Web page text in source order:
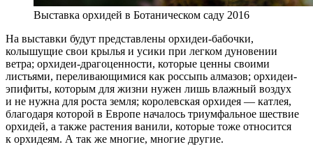
Выставка орхидей в Ботаническом саду 2016
На выставки будут представлены орхидеи-бабочки,
колышущие свои крылья и усики при легком дуновении
ветра; орхидеи-драгоценности, которые ценны своими
листьями, переливающимися как россыпь алмазов; орхидеи-
эпифиты, которым для жизни нужен лишь влажный воздух
и не нужна для роста земля; королевская орхидея — катлея,
благодаря которой в Европе началось триумфальное шествие
орхидей, а также растения ванили, которые тоже относится
к орхидеям. А так же многие, многие другие.